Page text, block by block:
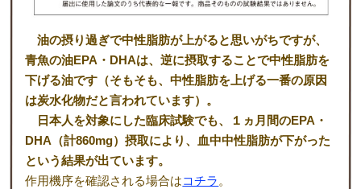
油の摂り過ぎで中性脂肪が上がると思いがちですが、
青魚の油EPA・DHAは、逆に摂取することで中性脂肪を
下げる油です（そもそも、中性脂肪を上げる一番の原因
は炭水化物だと言われています）。
日本人を対象にした臨床試験でも、１ヵ月間のEPA・
DHA（計860mg）摂取により、血中中性脂肪が下がった
という結果が出ています。
作用機序を確認される場合はコチラ 。